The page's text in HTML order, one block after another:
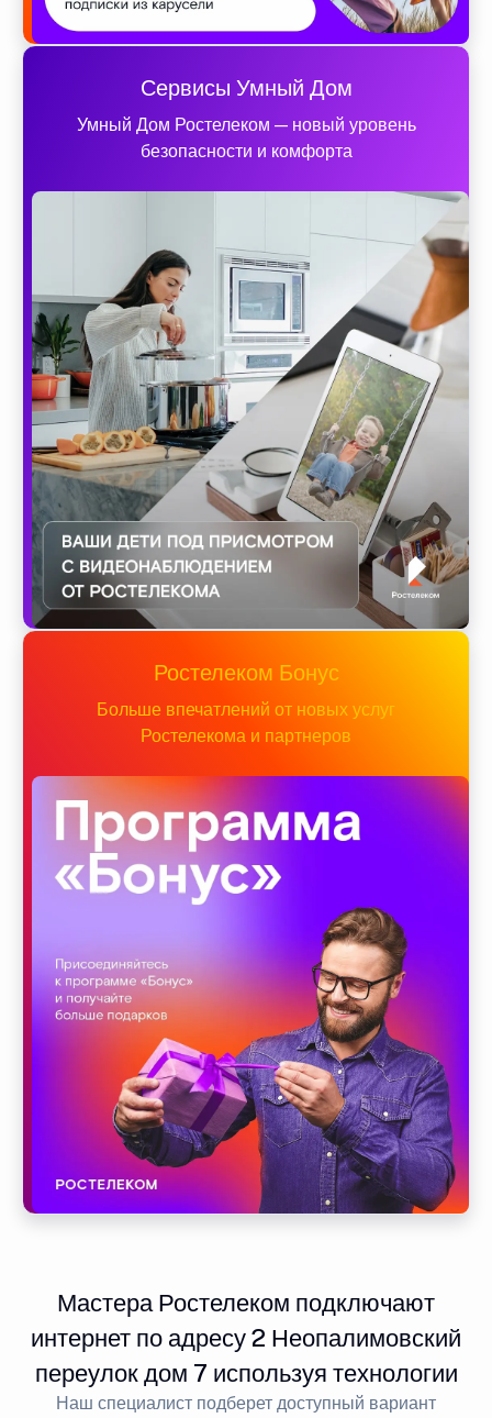
Сервисы Умный Дом
Умный Дом Ростелеком — новый уровень
безопасности и комфорта
Ростелеком Бонус
Больше впечатлений от новых услуг
Ростелекома и партнеров
Мастера Ростелеком подключают
интернет по адресу 2 Неопалимовский
переулок дом 7 используя технологии
Наш специалист подберет доступный вариант